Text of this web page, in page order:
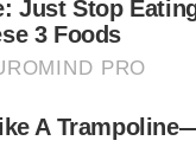
& Tulus menerusi
hari!